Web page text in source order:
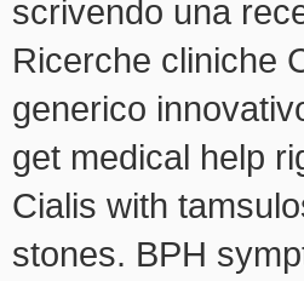
scrivendo una
Ricerche cliniche
generico
get medical help
Cialis with
stones. BPH